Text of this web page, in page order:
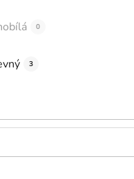
0
3